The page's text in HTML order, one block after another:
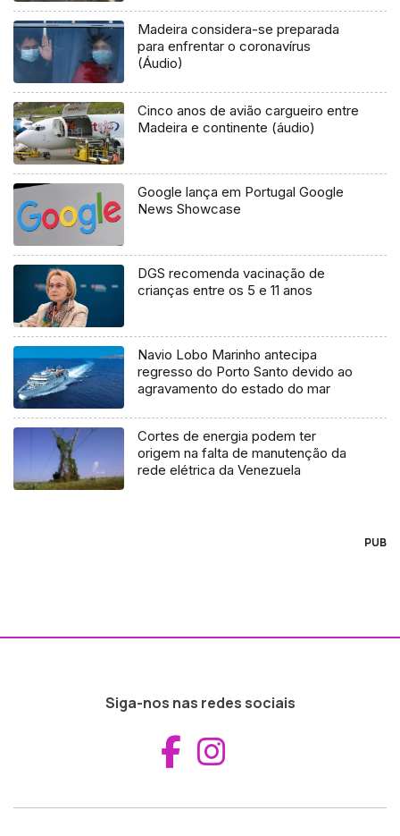
Madeira considera-se preparada
para enfrentar o coronavírus
(Áudio)
Cinco anos de avião cargueiro entre
Madeira e continente (áudio)
Google lança em Portugal Google
News Showcase
DGS recomenda vacinação de
crianças entre os 5 e 11 anos
Navio Lobo Marinho antecipa
regresso do Porto Santo devido ao
agravamento do estado do mar
Cortes de energia podem ter
origem na falta de manutenção da
rede elétrica da Venezuela
PUB
Siga-nos nas redes sociais
Aceder ao